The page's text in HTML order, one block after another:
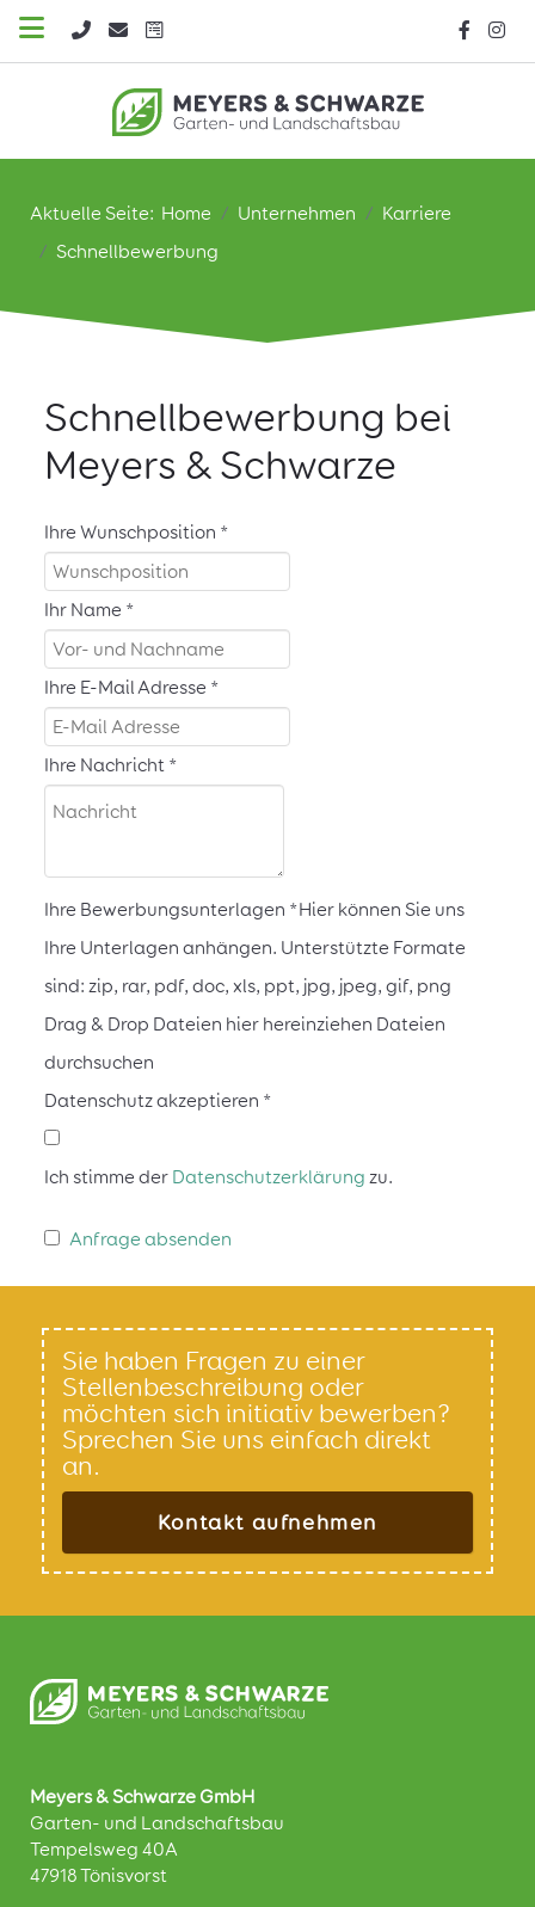
Aktuelle Seite: Home Unternehmen
Karriere
Schnellbewerbung
Schnellbewerbung bei
Meyers & Schwarze
Ihre Wunschposition *
Ihr Name *
Ihre E-Mail Adresse *
Ihre Nachricht *
Ihre Bewerbungsunterlagen *Hier können Sie uns
Ihre Unterlagen anhängen. Unterstützte Formate
sind: zip, rar, pdf, doc, xls, ppt, jpg, jpeg, gif, png
Drag & Drop Dateien hier hereinziehen Dateien
durchsuchen
Datenschutz akzeptieren *
Ich stimme der Datenschutz­erklärung zu.
Anfrage absenden
Sie haben Fragen zu einer
Stellenbeschreibung oder
möchten sich initiativ bewerben?
Sprechen Sie uns einfach direkt
an.
Kontakt aufnehmen
Meyers & Schwarze GmbH
Garten- und Landschaftsbau
Tempelsweg 40A
47918 Tönisvorst